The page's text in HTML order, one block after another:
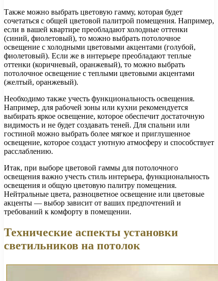
Также можно выбрать цветовую гамму, которая будет
сочетаться с общей цветовой палитрой помещения. Например,
если в вашей квартире преобладают холодные оттенки
(синий, фиолетовый), то можно выбрать потолочное
освещение с холодными цветовыми акцентами (голубой,
фиолетовый). Если же в интерьере преобладают теплые
оттенки (коричневый, оранжевый), то можно выбрать
потолочное освещение с теплыми цветовыми акцентами
(желтый, оранжевый).
Необходимо также учесть функциональность освещения.
Например, для рабочей зоны или кухни рекомендуется
выбирать яркое освещение, которое обеспечит достаточную
видимость и не будет создавать теней. Для спальни или
гостиной можно выбрать более мягкое и приглушенное
освещение, которое создаст уютную атмосферу и способствует
расслаблению.
Итак, при выборе цветовой гаммы для потолочного
освещения важно учесть стиль интерьера, функциональность
освещения и общую цветовую палитру помещения.
Нейтральные цвета, разноцветное освещение или цветовые
акценты — выбор зависит от ваших предпочтений и
требований к комфорту в помещении.
Технические аспекты установки
светильников на потолок